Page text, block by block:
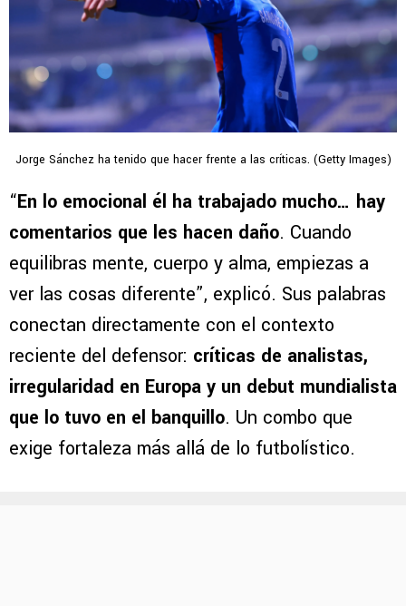
Jorge Sánchez ha tenido que hacer frente a las críticas. (Getty Images)
“En lo emocional él ha trabajado mucho… hay
comentarios que les hacen daño. Cuando
equilibras mente, cuerpo y alma, empiezas a
ver las cosas diferente”, explicó. Sus palabras
conectan directamente con el contexto
reciente del defensor: críticas de analistas,
irregularidad en Europa y un debut mundialista
que lo tuvo en el banquillo. Un combo que
exige fortaleza más allá de lo futbolístico.